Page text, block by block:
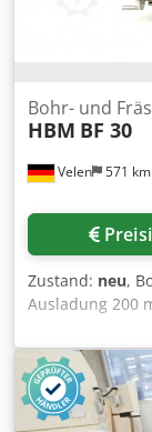
Velen 571 km
Bohr- und
HBM BF 30
Zustand: neu,
Ausladung 200
16 mm
3000 U/min
210 mm max.
470 mm